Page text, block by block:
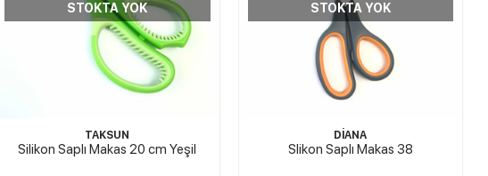
STOKTA YOK
TAKSUN
Silikon Saplı Makas 20 cm Yeşil
STOKTA YOK
DİANA
Slikon Saplı Makas 38